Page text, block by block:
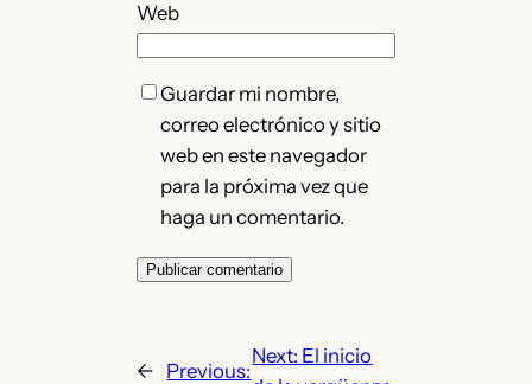
Web
Guardar mi nombre,
correo electrónico y sitio
web en este navegador
para la próxima vez que
haga un comentario.
← Previous:
Next: El inicio